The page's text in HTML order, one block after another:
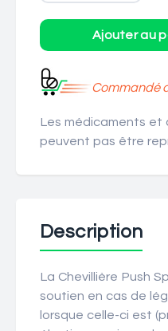
Commandé
Les médicaments et
peuvent pas être
Description
La Chevillière Push
soutien en cas de
lorsque celle-ci est